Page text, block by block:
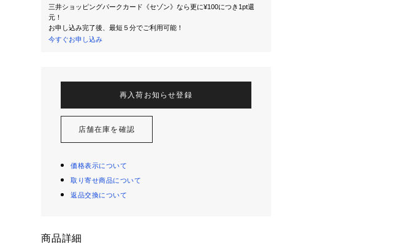
三井ショッピングパークカード《セゾン》なら更に¥100につき1pt還
元！
お申し込み完了後、最短５分でご利用可能！
今すぐお申し込み
再入荷お知らせ登録
店舗在庫を確認
価格表示について
取り寄せ商品について
返品交換について
商品詳細